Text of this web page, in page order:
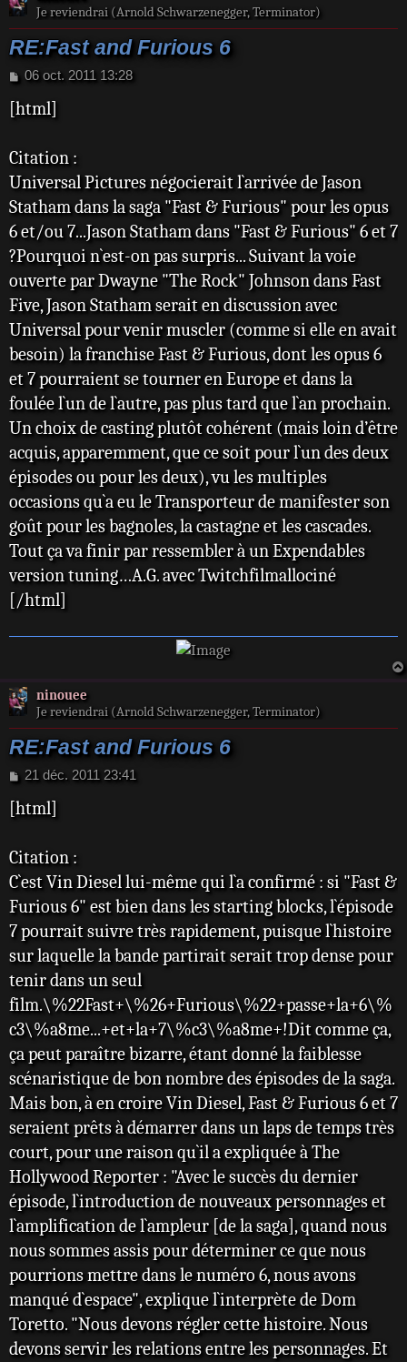
Je reviendrai (Arnold Schwarzenegger, Terminator)
RE:Fast and Furious 6
M
s
g
e
06 oct. 2011 13:28
[html]
Citation :
Universal Pictures négocierait l`arrivée de Jason
Statham dans la saga "Fast & Furious" pour les opus
6 et/ou 7...Jason Statham dans "Fast & Furious" 6 et 7
?Pourquoi n`est-on pas surpris... Suivant la voie
ouverte par Dwayne "The Rock" Johnson dans Fast
Five, Jason Statham serait en discussion avec
Universal pour venir muscler (comme si elle en avait
besoin) la franchise Fast & Furious, dont les opus 6
et 7 pourraient se tourner en Europe et dans la
foulée l`un de l`autre, pas plus tard que l`an prochain.
Un choix de casting plutôt cohérent (mais loin d’être
acquis, apparemment, que ce soit pour l`un des deux
épisodes ou pour les deux), vu les multiples
occasions qu`a eu le Transporteur de manifester son
goût pour les bagnoles, la castagne et les cascades.
Tout ça va finir par ressembler à un Expendables
version tuning…A.G. avec Twitchfilmallociné
[/html]
ninouee
Je reviendrai (Arnold Schwarzenegger, Terminator)
RE:Fast and Furious 6
M
s
g
e
21 déc. 2011 23:41
[html]
Citation :
C`est Vin Diesel lui-même qui l`a confirmé : si "Fast &
Furious 6" est bien dans les starting blocks, l`épisode
7 pourrait suivre très rapidement, puisque l`histoire
sur laquelle la bande partirait serait trop dense pour
tenir dans un seul
film.\%22Fast+\%26+Furious\%22+passe+la+6\%
c3\%a8me...+et+la+7\%c3\%a8me+!Dit comme ça,
ça peut paraître bizarre, étant donné la faiblesse
scénaristique de bon nombre des épisodes de la saga.
Mais bon, à en croire Vin Diesel, Fast & Furious 6 et 7
seraient prêts à démarrer dans un laps de temps très
court, pour une raison qu`il a expliquée à The
Hollywood Reporter : "Avec le succès du dernier
épisode, l`introduction de nouveaux personnages et
l`amplification de l`ampleur [de la saga], quand nous
nous sommes assis pour déterminer ce que nous
pourrions mettre dans le numéro 6, nous avons
manqué d`espace", explique l`interprète de Dom
Toretto. "Nous devons régler cette histoire. Nous
devons servir les relations entre les personnages. Et